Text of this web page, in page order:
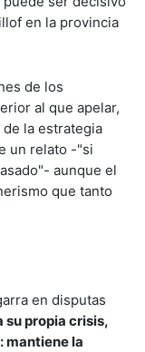
en la provincia
de los
al que apelar,
la estrategia
un relato -"si
aunque el
que tanto
en disputas
su propia crisis,
mantiene la